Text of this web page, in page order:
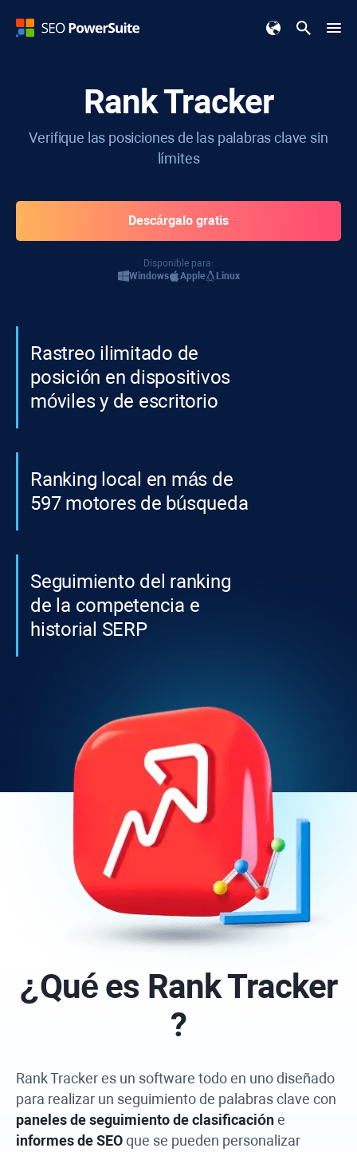
Rank Tracker
Verifique las posiciones de las palabras clave sin
límites
Descárgalo gratis
Disponible para:
Windows
Apple Linux
Rastreo ilimitado de
posición en dispositivos
móviles y de escritorio
Ranking local en más de
597 motores de búsqueda
Seguimiento del ranking
de la competencia e
historial SERP
¿Qué es Rank Tracker
?
Rank Trackeres un software todo en uno diseñado
para realizar un seguimiento de palabras clave con
paneles de seguimiento de clasificacióne
informes de SEOque se pueden personalizar